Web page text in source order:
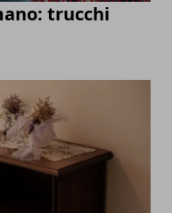
trucchi